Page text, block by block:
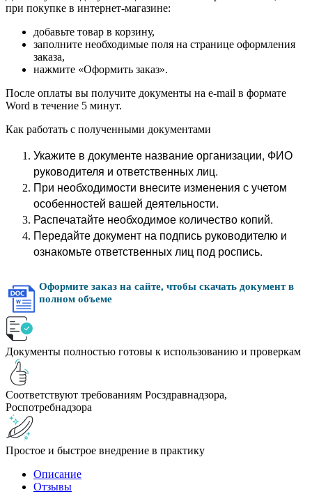
при покупке в интернет-магазине:
добавьте товар в корзину,
заполните необходимые поля на странице оформления
заказа,
нажмите «Оформить заказ».
После оплаты вы получите документы на e-mail в формате
Word в течение 5 минут.
Как работать с полученными документами
Укажите в документе название организации, ФИО
руководителя и ответственных лиц.
При необходимости внесите изменения с учетом
особенностей вашей деятельности.
Распечатайте необходимое количество копий.
Передайте документ на подпись руководителю и
ознакомьте ответственных лиц под роспись.
Оформите заказ на сайте, чтобы скачать документ в
полном объеме
Документы полностью готовы к использованию и проверкам
Соответствуют требованиям Росздравнадзора,
Роспотребнадзора
Простое и быстрое внедрение в практику
Описание
Отзывы